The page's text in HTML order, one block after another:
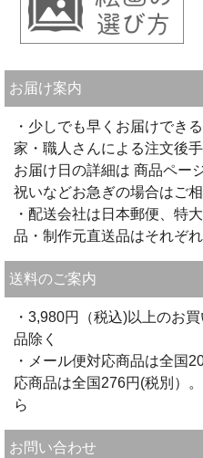
お届け案内
・少しでも早くお届けでき
家・職人さんによる注文後
お届け日の詳細は 商品ペー
祝いなどお急ぎの場合はご
・配送会社は日本郵便、特
品・制作元直送品はそれぞ
送料のご案内
・3,980円（税込)以上のお
品除く
・メール便対応商品は全国
応商品は全国276円(税別）
ら
お問い合わせ